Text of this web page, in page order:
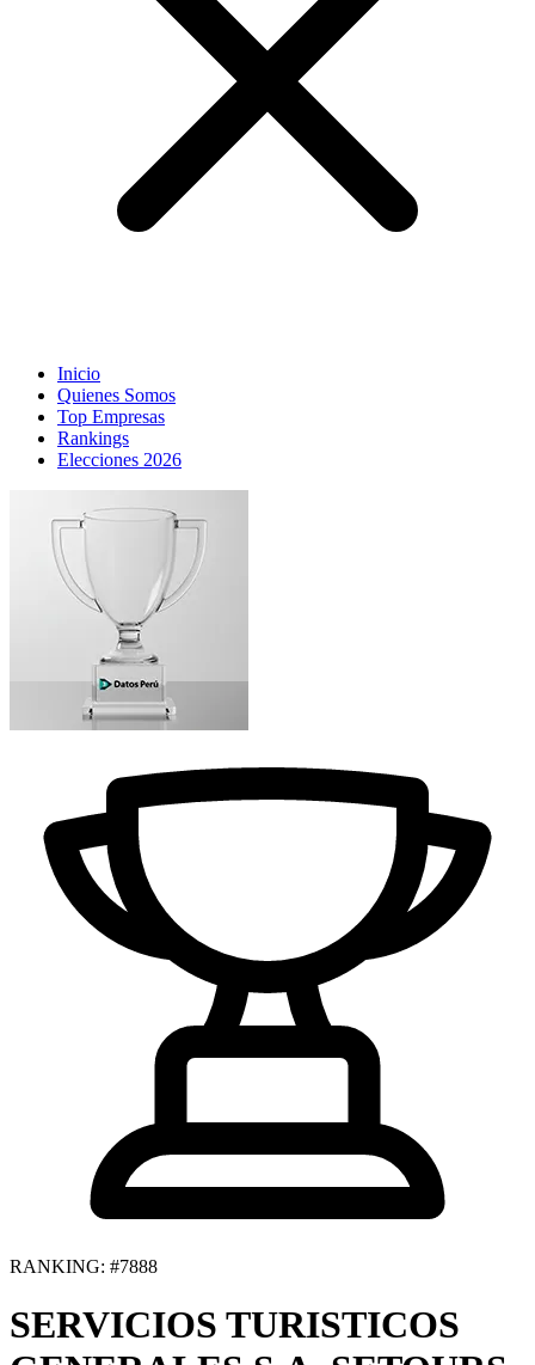
Inicio
Quienes Somos
Top Empresas
Rankings
Elecciones 2026
RANKING: #7888
SERVICIOS TURISTICOS